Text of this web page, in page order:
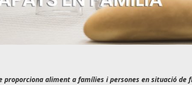
proporciona aliment a famílies i persones en situació de